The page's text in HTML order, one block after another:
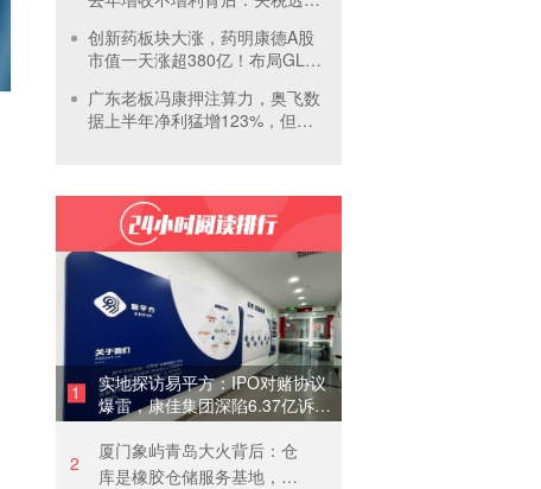
创新药板块大涨，药明康德A股
市值一天涨超380亿！布局GLP-
广东老板冯康押注算力，奥飞数
据上半年净利猛增123%，但总
1
实地探访易平方：IPO对赌协议
爆雷，康佳集团深陷6.37亿诉讼
泥潭
2
厦门象屿青岛大火背后：仓
库是橡胶仓储服务基地，当